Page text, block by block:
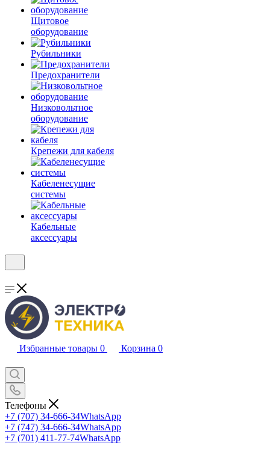
Щитовое
оборудование
Рубильники
Предохранители
Низковольтное
оборудование
Крепежи для кабеля
Кабеленесущие
системы
Кабельные
аксессуары
Избранные товары 0 Корзина 0
Телефоны
+7 (707) 34-666-34WhatsApp
+7 (747) 34-666-34WhatsApp
+7 (701) 411-77-74WhatsApp